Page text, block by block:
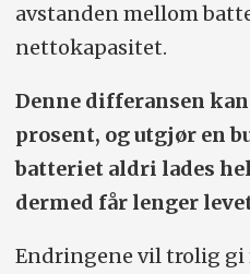
avstanden mellom
nettokapasitet.
Denne differansen
prosent, og utgjør en
batteriet aldri lades
dermed får lenger
Endringene vil trolig